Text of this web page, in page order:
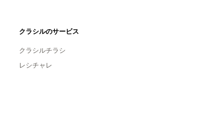
クラシルのサービス
クラシルチラシ
レシチャレ